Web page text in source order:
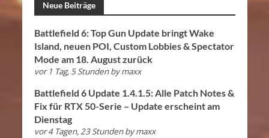
Neue Beiträge
Battlefield 6: Top Gun Update bringt Wake
Island, neuen POI, Custom Lobbies & Spectator
Mode am 18. August zurück
vor 1 Tag, 5 Stunden bymaxx
Battlefield 6 Update 1.4.1.5: Alle Patch Notes &
Fix für RTX 50-Serie – Update erscheint am
Dienstag
vor 4 Tagen, 23 Stunden bymaxx